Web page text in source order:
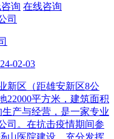
询 在线咨询
02-03
新区（距雄安新区8公
22000平方米，建筑面积
产与经营，是一家专业
司。在抗击疫情期间参
山医院建设，充分发挥